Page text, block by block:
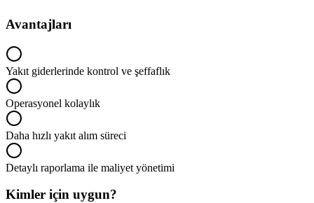
Avantajları
Yakıt giderlerinde kontrol ve şeffaflık
Operasyonel kolaylık
Daha hızlı yakıt alım süreci
Detaylı raporlama ile maliyet yönetimi
Kimler için uygun?